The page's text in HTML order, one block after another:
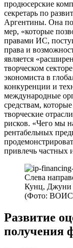
продюсерские
секретарь по
Аргентины. Она
мер, «которые
правами ИС,
права и
является
творческом
экономиста в
конкуренции и
международные
средствам,
творческие
рисков. «Чего мы
рентабельных
привлечь частных
Слева
Кунц, Джуни
(Фото:
Развитие
получения